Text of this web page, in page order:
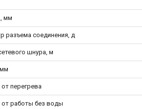
мм
разъема соединения, д
шнура, м
перегрева
от работы без воды